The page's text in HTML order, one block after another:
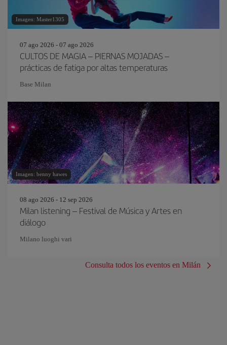
Imagen: Master1305
07 ago 2026 - 07 ago 2026
CULTOS DE MAGIA – PIERNAS MOJADAS –
prácticas de fatiga por altas temperaturas
Base Milan
Imagen: benny hawes
08 ago 2026 - 12 sep 2026
Milan listening – Festival de Música y Artes en
diálogo
Milano luoghi vari
Consulta todos los eventos en Milán